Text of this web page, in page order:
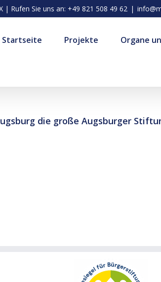
| Rufen Sie uns an: +49 821 508 49 62 |
Startseite Projekte Organe
die große Augsburger